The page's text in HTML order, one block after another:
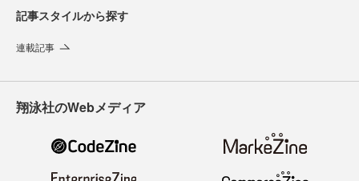
記事スタイルから探す
連載記事
翔泳社のWebメディア